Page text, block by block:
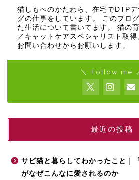
猫しもべのかたわら、在宅でDTP
グの仕事をしています。 このブロ
た生活について書いてます。 猫の
／キャットケアスペシャリスト取
お問い合わせからお願いします。
＼ Follow me
最近の投稿
サビ猫と暮らしてわかったこと｜
がなぜこんなに愛されるのか